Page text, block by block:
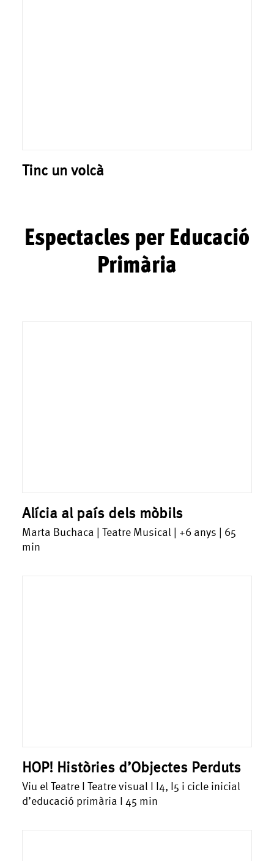
Tinc un volcà
Espectacles per Educació
Primària
Alícia al país dels mòbils
Marta Buchaca | Teatre Musical | +6 anys | 65
min
HOP! Històries d’Objectes Perduts
Viu el Teatre I Teatre visual I I4, I5 i cicle inicial
d’educació primària I 45 min